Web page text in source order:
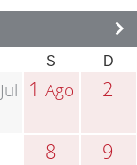
S D
Jul 1Ago 2
8 9